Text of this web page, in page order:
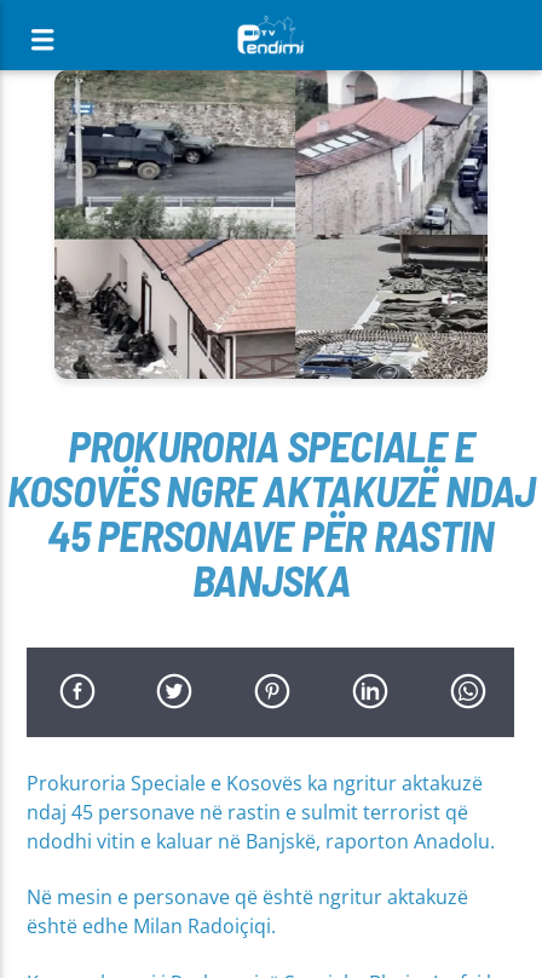
[There are no radio stations in the database]
PROKURORIA SPECIALE E
KOSOVËS NGRE AKTAKUZË NDAJ
45 PERSONAVE PËR RASTIN
BANJSKA
Prokuroria Speciale e Kosovës ka ngritur aktakuzë
ndaj 45 personave në rastin e sulmit terrorist që
ndodhi vitin e kaluar në Banjskë, raporton Anadolu.
Në mesin e personave që është ngritur aktakuzë
është edhe Milan Radoiçiqi.